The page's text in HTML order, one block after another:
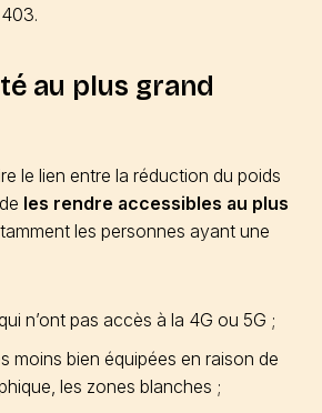
au plus grand
le lien entre la réduction du poids
les rendre accessibles au plus
les personnes ayant une
n’ont pas accès à la 4G ou 5G ;
moins bien équipées en raison de
les zones blanches ;